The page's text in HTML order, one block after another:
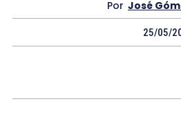
Por José
25/05/